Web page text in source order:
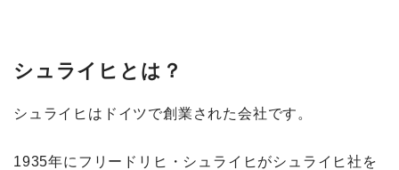
シュライヒとは？
シュライヒはドイツで創業された会社です。
1935年にフリードリヒ・シュライヒがシュライヒ社を